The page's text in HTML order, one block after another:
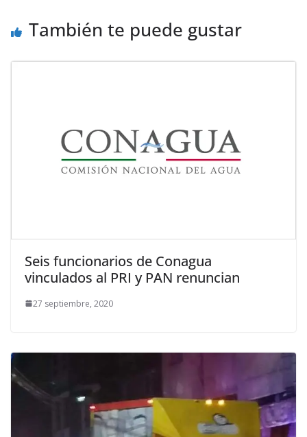
También te puede gustar
Seis funcionarios de Conagua
vinculados al PRI y PAN renuncian
27 septiembre, 2020